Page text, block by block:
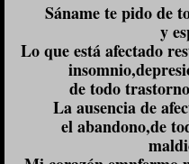
Sáname te pido de
y
Lo que está afectado
de todo
La ausencia de
el abandono,de